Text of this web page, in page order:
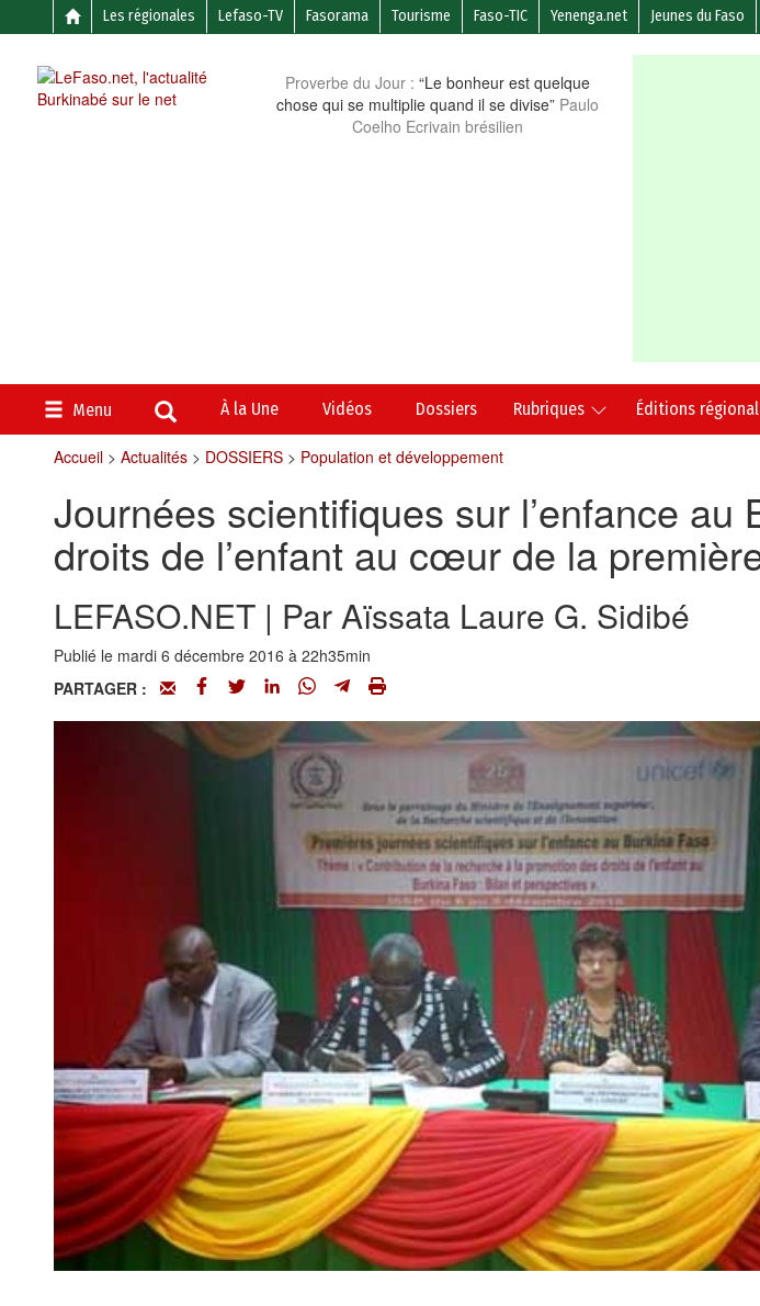
Les régionales Lefaso-TV Fasorama Tourisme Faso-TIC Yenenga.net Jeunes du Faso
Proverbe du Jour : “Le bonheur est quelque
chose qui se multiplie quand il se divise” Paulo
Coelho Ecrivain brésilien
Menu À la Une Vidéos Dossiers Rubriques Éditions
Accueil> Actualités> DOSSIERS> Population et développement
Journées scientifiques sur l’enfance
droits de l’enfant au cœur de la
LEFASO.NET | Par Aïssata Laure G. Sidibé
Publié le mardi 6 décembre 2016 à 22h35min
PARTAGER :